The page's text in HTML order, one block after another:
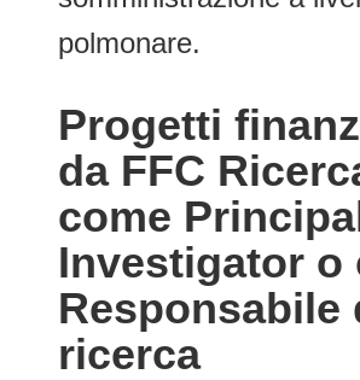
polmonare.
Progetti
da FFC
come
Investigator o
Responsabile
ricerca